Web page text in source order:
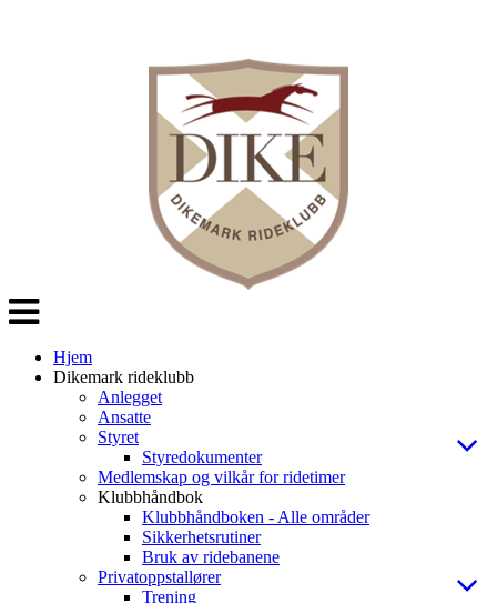
Veksle
navigasjon
Hjem
Dikemark rideklubb
Anlegget
Ansatte
Styret
Styredokumenter
Medlemskap og vilkår for ridetimer
Klubbhåndbok
Klubbhåndboken - Alle områder
Sikkerhetsrutiner
Bruk av ridebanene
Privatoppstallører
Trening